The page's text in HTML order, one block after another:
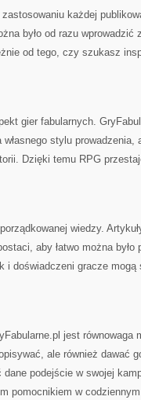
każdej
było od razu wprowadzić
od tego, czy szukasz
gier fabularnych.
stylu prowadzenia,
Dzięki temu RPG
wiedzy.
aby łatwo można było
i doświadczeni gracze
jest równowaga
ale również dawać
podejście w swojej
pomocnikiem w